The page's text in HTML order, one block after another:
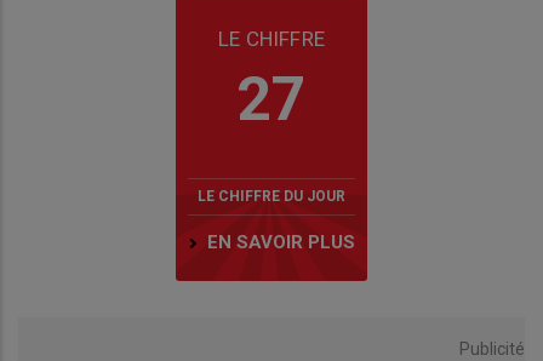
LE CHIFFRE
27
LE CHIFFRE DU JOUR
EN SAVOIR PLUS
Publicité